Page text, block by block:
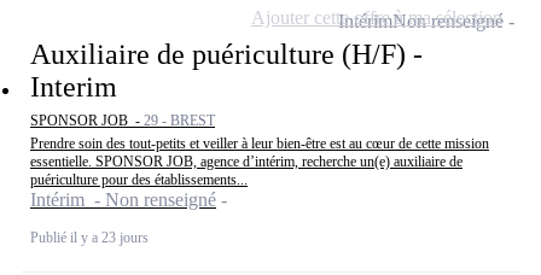
Auxiliaire de puériculture (H/F) -
Interim
SPONSOR JOB - 29 - BREST
Prendre soin des tout-petits et veiller à leur bien-être est au cœur de cette mission
essentielle. SPONSOR JOB, agence d’intérim, recherche un(e) auxiliaire de
puériculture pour des établissements...
Intérim - Non renseigné
Publié il y a 23 jours
IntérimNon renseigné
Ajouter cette offre à ma sélection